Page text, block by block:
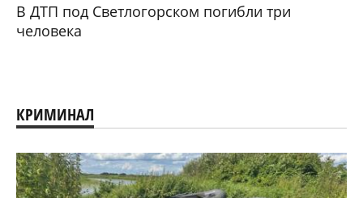
В ДТП под Светлогорском погибли три
человека
КРИМИНАЛ